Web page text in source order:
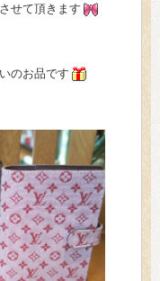
せて頂きます
のお品です